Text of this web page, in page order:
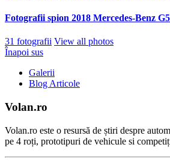
Fotografii spion 2018 Mercedes-Benz
31 fotografii View all photos
Înapoi sus
Galerii
Blog Articole
Volan.ro
Volan.ro este o resursă de știri despre
pe 4 roți, prototipuri de vehicule si